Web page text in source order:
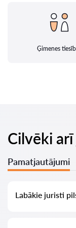
Ģimenes
Cilvēki
Pamatjautājumi
Labākie juristi